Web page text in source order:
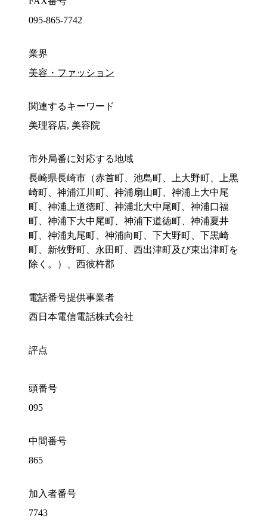
095-865-7742
業界
美容・ファッション
関連するキーワード
美理容店, 美容院
市外局番に対応する地域
長崎県長崎市（赤首町、池島町、上大野町、上黒
崎町、神浦江川町、神浦扇山町、神浦上大中尾
町、神浦上道徳町、神浦北大中尾町、神浦口福
町、神浦下大中尾町、神浦下道徳町、神浦夏井
町、神浦丸尾町、神浦向町、下大野町、下黒崎
町、新牧野町、永田町、西出津町及び東出津町を
除く。）、西彼杵郡
電話番号提供事業者
西日本電信電話株式会社
評点
頭番号
095
中間番号
865
加入者番号
7743